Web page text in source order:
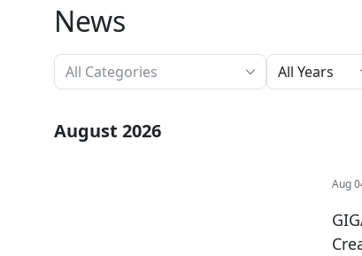
News
All Years
August 2026
Aug